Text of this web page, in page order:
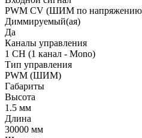
PWM СV (ШИМ по
Диммируемый(ая)
Да
Каналы управления
1 CH (1 канал - Mono)
Тип управления
PWM (ШИМ)
Габариты
Высота
1.5 мм
Длина
30000 мм